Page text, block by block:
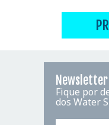
Newsletter
Fique por
dos Water